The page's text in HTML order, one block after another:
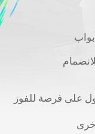
على فرصة للفوز